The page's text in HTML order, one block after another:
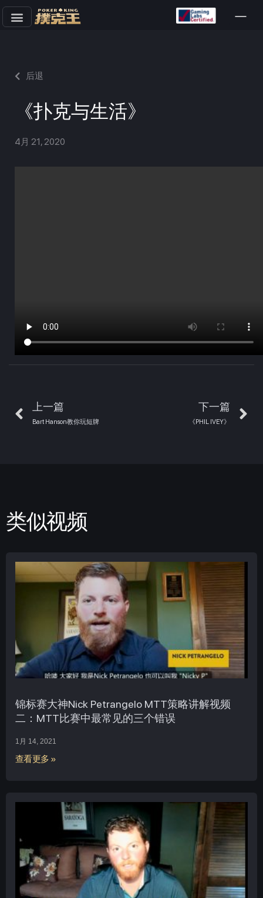
文
后退
《扑克与生活》
4月 21, 2020
上一篇
Bart Hanson教你玩短牌
下一篇
《PHIL IVEY》
类似视频
锦标赛大神Nick Petrangelo MTT策略讲解视频
二：MTT比赛中最常见的三个错误
1月 14, 2021
查看更多 »